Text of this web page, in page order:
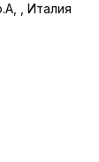
, Италия